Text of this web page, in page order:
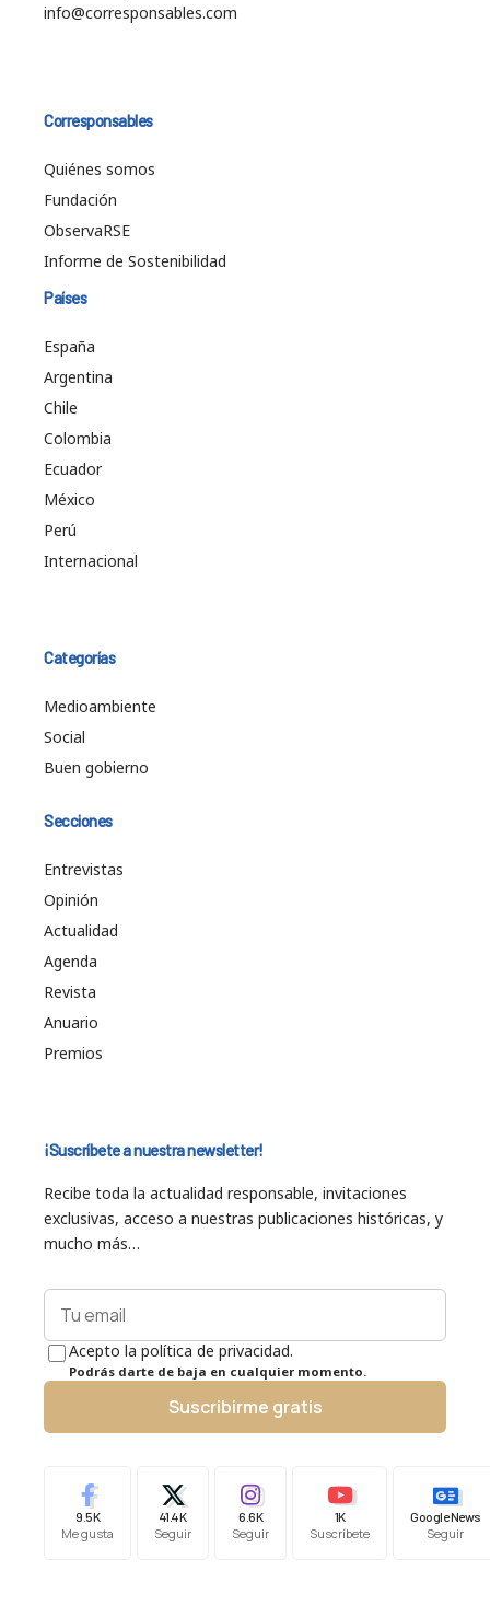
info@corresponsables.com
Corresponsables
Quiénes somos
Fundación
ObservaRSE
Informe de Sostenibilidad
Países
España
Argentina
Chile
Colombia
Ecuador
México
Perú
Internacional
Categorías
Medioambiente
Social
Buen gobierno
Secciones
Entrevistas
Opinión
Actualidad
Agenda
Revista
Anuario
Premios
¡Suscríbete a nuestra newsletter!
Recibe toda la actualidad responsable, invitaciones
exclusivas, acceso a nuestras publicaciones históricas, y
mucho más…
Acepto la política de privacidad.
Podrás darte de baja en cualquier momento.
Suscribirme gratis
9.5K
Me gusta
41.4K
Seguir
6.6K
Seguir
1K
Suscríbete
Google News
Seguir